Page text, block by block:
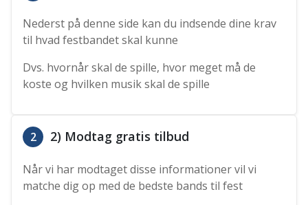
Nederst på denne side kan du indsende dine krav
til hvad festbandet skal kunne
Dvs. hvornår skal de spille, hvor meget må de
koste og hvilken musik skal de spille
2 2) Modtag gratis tilbud
Når vi har modtaget disse informationer vil vi
matche dig op med de bedste bands til fest